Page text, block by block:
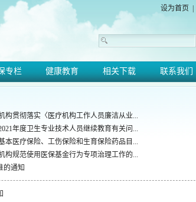
设为首页
专栏 健康教育 相关下载 联系我们
构贯彻落实〈医疗机构工作人员廉洁从业...
年度卫生专业技术人员继续教育有关问...
本医疗保险、工伤保险和生育保险药品目...
构规范使用医保基金行为专项治理工作的...
的通知